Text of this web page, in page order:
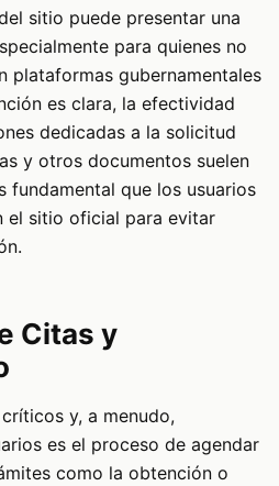
sitio puede presentar una
para quienes no
plataformas gubernamentales
es clara, la efectividad
dedicadas a la solicitud
y otros documentos suelen
fundamental que los usuarios
el sitio oficial para evitar
Citas y
y, a menudo,
es el proceso de agendar
como la obtención o